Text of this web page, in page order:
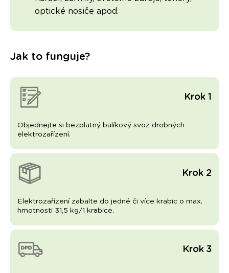
optické nosiče apod.
Jak to funguje?
Krok 1
Objednejte si bezplatný balíkový svoz drobných
elektrozařízení.
Krok 2
Elektrozařízení zabalte do jedné či více krabic o max.
hmotnosti 31,5 kg/1 krabice.
Krok 3